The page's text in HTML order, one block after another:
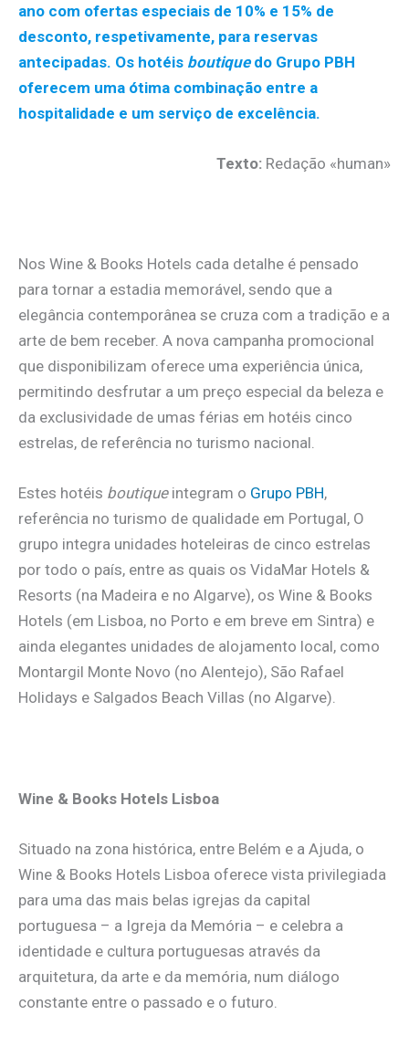
ano com ofertas especiais de 10% e 15% de
desconto, respetivamente, para reservas
antecipadas. Os hotéis boutiquedo Grupo PBH
oferecem uma ótima combinação entre a
hospitalidade e um serviço de excelência.
Texto: Redação «human»
Nos Wine & Books Hotels cada detalhe é pensado
para tornar a estadia memorável, sendo que a
elegância contemporânea se cruza com a tradição e a
arte de bem receber. A nova campanha promocional
que disponibilizam oferece uma experiência única,
permitindo desfrutar a um preço especial da beleza e
da exclusividade de umas férias em hotéis cinco
estrelas, de referência no turismo nacional.
Estes hotéis boutiqueintegram o Grupo PBH,
referência no turismo de qualidade em Portugal, O
grupo integra unidades hoteleiras de cinco estrelas
por todo o país, entre as quais os VidaMar Hotels &
Resorts (na Madeira e no Algarve), os Wine & Books
Hotels (em Lisboa, no Porto e em breve em Sintra) e
ainda elegantes unidades de alojamento local, como
Montargil Monte Novo (no Alentejo), São Rafael
Holidays e Salgados Beach Villas (no Algarve).
Wine & Books Hotels Lisboa
Situado na zona histórica, entre Belém e a Ajuda, o
Wine & Books Hotels Lisboa oferece vista privilegiada
para uma das mais belas igrejas da capital
portuguesa – a Igreja da Memória – e celebra a
identidade e cultura portuguesas através da
arquitetura, da arte e da memória, num diálogo
constante entre o passado e o futuro.